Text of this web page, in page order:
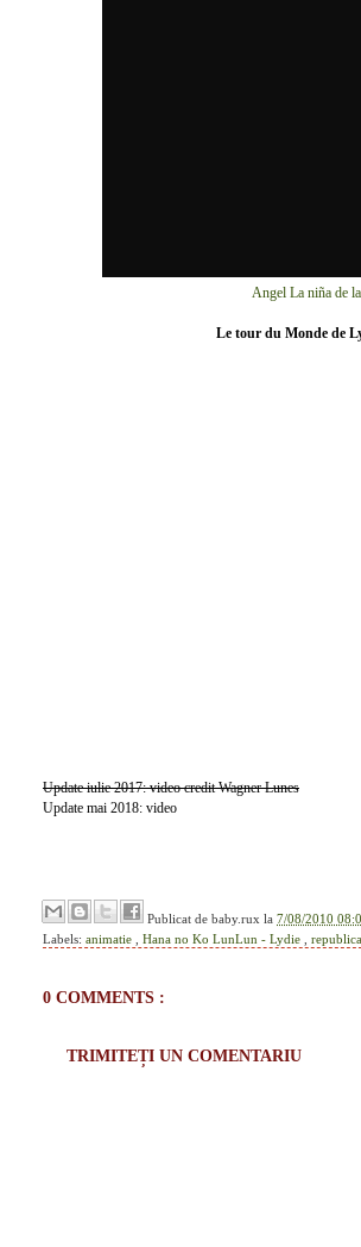
Angel La niña de
Le tour du Monde de
Update iulie 2017: video credit Wagner Lunes
Update mai 2018: video
Publicat de baby.rux la 7/08/2010
Labels: animatie Hana no Ko LunLun - Lydie
0 COMMENTS :
TRIMITEȚI UN COMENTARIU